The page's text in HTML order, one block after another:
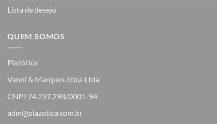
Lista de desejo
QUEM SOMOS
Plazótica
Vanni & Marques ótica Ltda
CNPJ 74.237.298/0001-94
adm@plazotica.com.br